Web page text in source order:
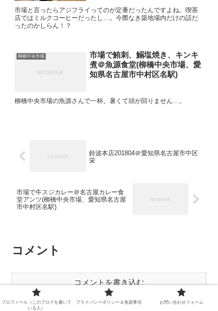
市場と言ったらアジフライってのが定番だったんですよね。喫茶
店ではミルクコーヒーだったし…。今際なき築地場内だけの話だ
ったのかしらん！？
柳橋中央市場
市場で鮪刺、鰯塩焼き、キンキ
煮＠魚源食堂(柳橋中央市場、愛
知県名古屋市中村区名駅)
柳橋中央市場の魚源さんで一杯。暑くて頭が回りません…。
鈴波本店201804＠愛知県名古屋市中区
栄
市場で牛スジカレー＠名古屋カレー食
堂アンツ(柳橋中央市場、愛知県名古屋
市中村区名駅)
コメント
コメントを書き込む
プロフィール（このブログを書いて
いる人）
プライバシーポリシー＆免責事項 お問い合わせフォーム